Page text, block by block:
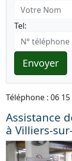
Tel:
Envoyer
Téléphone : 06 15
Assistance
à Villiers-